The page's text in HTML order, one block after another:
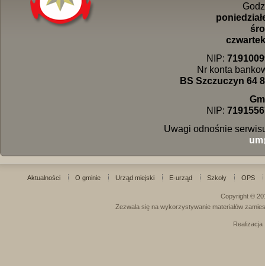
NIP:
Nr konta
BS Szczuczyn 64
NIP:
Uwagi odnośnie
Aktualności O gminie Urząd miejski E-urząd Szkoły OPS
Copyright ©
Zezwala się na wykorzystywanie materiałów
Realizacja